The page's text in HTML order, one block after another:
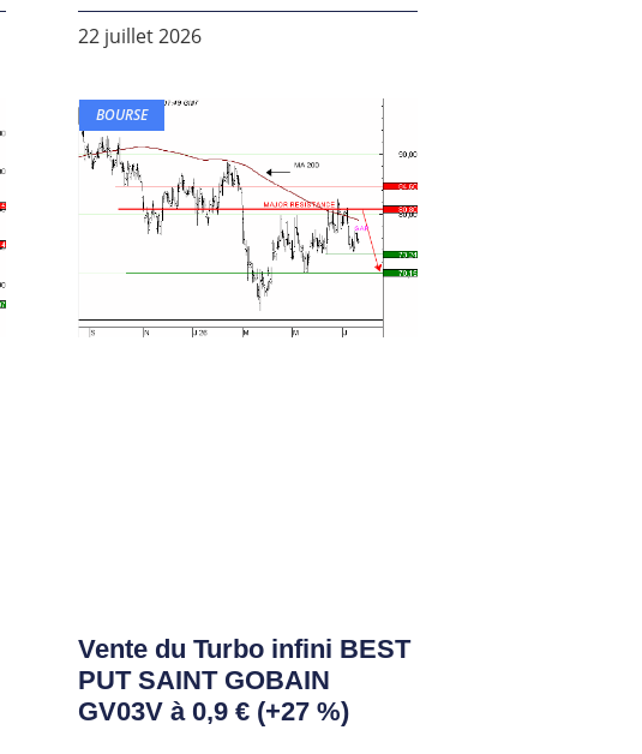
22 juillet 2026
BOURSE
Vente du Turbo infini BEST
PUT SAINT GOBAIN
GV03V à 0,9 € (+27 %)